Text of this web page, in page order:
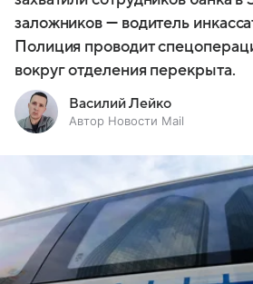
заложников — водитель
Полиция проводит
вокруг отделения перекрыта.
Василий Лейко
Автор Новости Mail